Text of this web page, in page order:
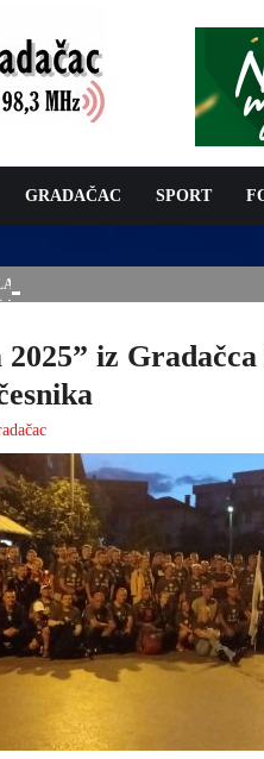
GRADAČAC SPORT
TK – POTPISAN UGOVOR: 6,9
iz